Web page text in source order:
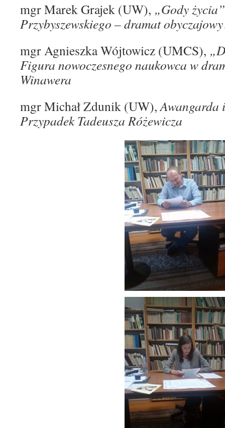
mgr Marek Grajek (UW), „Gody
Przybyszewskiego – dramat
mgr Agnieszka Wójtowicz (UMCS),
Figura nowoczesnego naukowca w
Winawera
mgr Michał Zdunik (UW),Awangarda
Przypadek Tadeusza Różewicza